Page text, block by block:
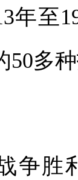
年至
多种
胜利